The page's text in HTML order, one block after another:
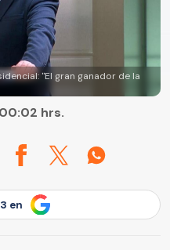
"El gran ganador de la
hrs.
en